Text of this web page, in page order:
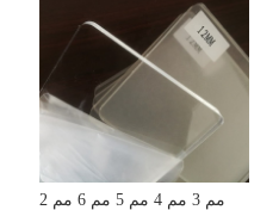
2 مم 3 مم 4 مم 5 مم 6 مم